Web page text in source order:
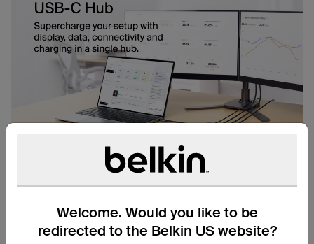
Welcome. Would you like to be
redirected to the Belkin US website?